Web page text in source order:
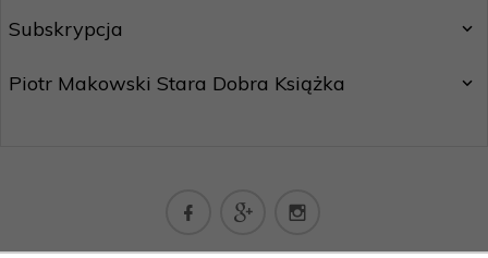
Subskrypcja
Piotr Makowski Stara Dobra Książka
kontakt@staradobraksiazka.pl